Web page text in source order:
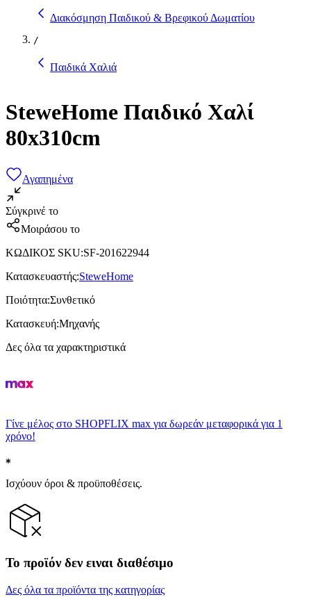
Διακόσμηση Παιδικού & Βρεφικού Δωματίου
/
Παιδικά Χαλιά
SteweHome Παιδικό Χαλί
80x310cm
Αγαπημένα
Σύγκρινέ το
Μοιράσου το
ΚΩΔΙΚΟΣ SKU:SF-201622944
Κατασκευαστής:SteweHome
Ποιότητα:Συνθετικό
Κατασκευή:Μηχανής
Δες όλα τα χαρακτηριστικά
Γίνε μέλος στο SHOPFLIX max για δωρεάν μεταφορικά για 1
χρόνο!
Ισχύουν όροι & προϋποθέσεις.
Το προϊόν δεν ειναι διαθέσιμο
Δες όλα τα προϊόντα της κατηγορίας